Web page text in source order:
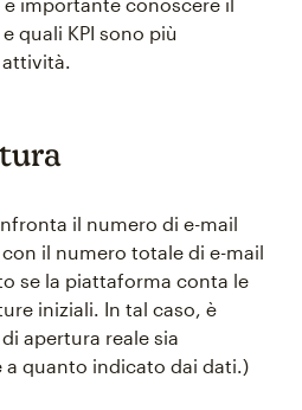
quali KPI sono più
il numero di e-mail
il numero totale di e-mail
se la piattaforma conta le
iniziali. In tal caso, è
apertura reale sia
quanto indicato dai dati.)